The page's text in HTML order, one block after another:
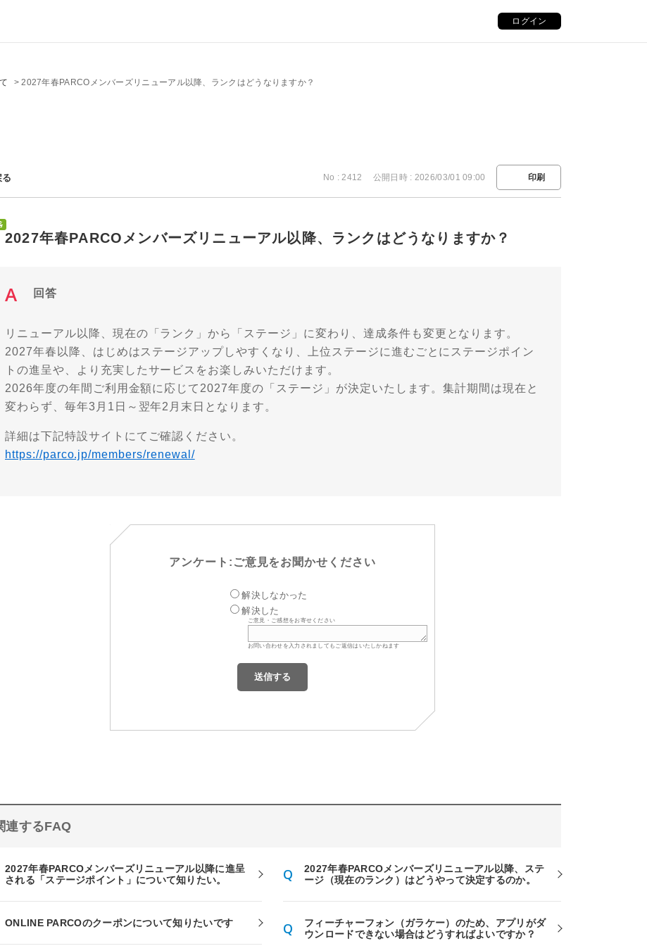
ログイン
>2027年春PARCOメンバーズリニューアル以降、ランクはどうなりますか？
る No : 2412 公開日時 : 2026/03/01 09:00 印刷
2027年春PARCOメンバーズリニューアル以降、ランクはどうなりますか？
回答
リニューアル以降、現在の「ランク」から「ステージ」に変わり、達成条件も変更となります。
2027年春以降、はじめはステージアップしやすくなり、上位ステージに進むごとにステージポイン
トの進呈や、より充実したサービスをお楽しみいただけます。
2026年度の年間ご利用金額に応じて2027年度の「ステージ」が決定いたします。集計期間は現在と
変わらず、毎年3月1日～翌年2月末日となります。
詳細は下記特設サイトにてご確認ください。
https://parco.jp/members/renewal/
アンケート:ご意見をお聞かせください
解決しなかった
解決した
ご意見・ご感想をお寄せください
お問い合わせを入力されましてもご返信はいたしかねます
連するFAQ
2027年春PARCOメンバーズリニューアル以降に進呈
される「ステージポイント」について知りたい。
2027年春PARCOメンバーズリニューアル以降、ステ
ージ（現在のランク）はどうやって決定するのか。
ONLINE PARCOのクーポンについて知りたいです
フィーチャーフォン（ガラケー）のため、アプリがダ
ウンロードできない場合はどうすればよいですか？